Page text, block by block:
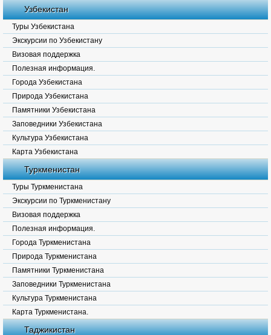
Узбекистан
Туры Узбекистана
Экскурсии по Узбекистану
Визовая поддержка
Полезная информация.
Города Узбекистана
Природа Узбекистана
Памятники Узбекистана
Заповедники Узбекистана
Культура Узбекистана
Карта Узбекистана
Туркменистан
Туры Туркменистана
Экскурсии по Туркменистану
Визовая поддержка
Полезная информация.
Города Туркменистана
Природа Туркменистана
Памятники Туркменистана
Заповедники Туркменистана
Культура Туркменистана
Карта Туркменистана.
Таджикистан